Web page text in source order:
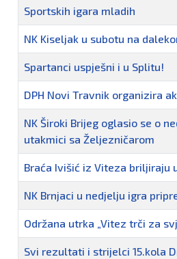
Sportskih igara mladih
NK Kiseljak u subotu na
Spartanci uspješni i u Splitu!
DPH Novi Travnik organizira
NK Široki Brijeg oglasio se o
utakmici sa Željezničarom
Braća Ivišić iz Viteza briljiraju
NK Brnjaci u nedjelju igra
Održana utrka „Vitez trči za
Svi rezultati i strijelci 15.kola